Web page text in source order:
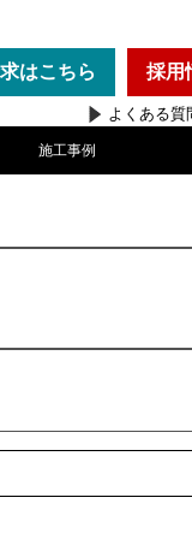
はこちら 採用
よくある質
施工事例